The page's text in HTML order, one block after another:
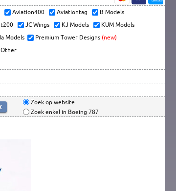
Aviation400 Aviationtag
B Models
JC Wings KJ Models
KUM Models
Models Premium Tower Designs (new)
Other
Zoek op website
Zoek enkel in Boeing 787